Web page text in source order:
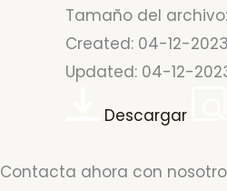
Tamaño del archivo:
Created: 04-12-2023
Updated: 04-12-
Descargar
Contacta ahora con